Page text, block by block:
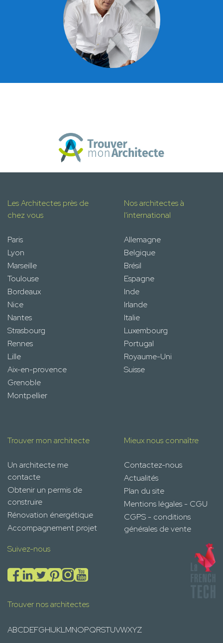
Les Architectes près de
chez vous
Paris
Lyon
Marseille
Toulouse
Bordeaux
Nice
Nantes
Strasbourg
Rennes
Lille
Aix-en-provence
Grenoble
Montpellier
Nos architectes à
l'international
Allemagne
Belgique
Brésil
Espagne
Inde
Irlande
Italie
Luxembourg
Portugal
Royaume-Uni
Suisse
Trouver mon architecte
Un architecte me
contacte
Obtenir un permis de
construire
Rénovation énergétique
Accompagnement projet
Mieux nous connaître
Contactez-nous
Actualités
Plan du site
Mentions légales - CGU
CGPS - conditions
générales de vente
Suivez-nous
Trouver nos architectes
ABCDEFGHIJKLMNOPQRSTUVWXYZ